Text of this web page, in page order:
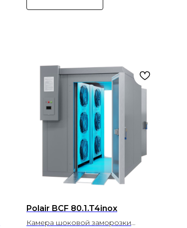
Polair BCF 80.1.T4inox
Камера шоковой заморозки